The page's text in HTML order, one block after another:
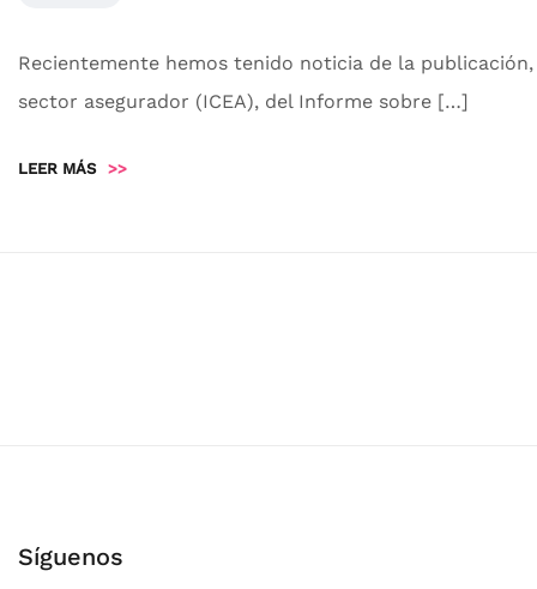
Recientemente hemos tenido noticia de la
sector asegurador (ICEA), del Informe sobre […]
LEER MÁS >>
Síguenos